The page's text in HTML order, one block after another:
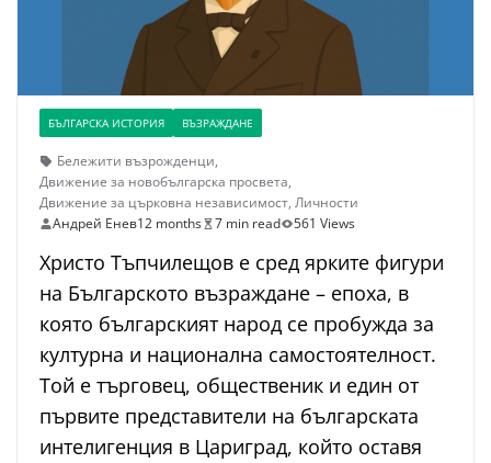
БЪЛГАРСКА ИСТОРИЯ ВЪЗРАЖДАНЕ
Бележити възрожденци,
Движение за новобългарска просвета,
Движение за църковна независимост, Личности
Андрей Енев12 months 7 min read 561 Views
Христо Тъпчилещов е сред ярките фигури
на Българското възраждане – епоха, в
която българският народ се пробужда за
културна и национална самостоятелност.
Той е търговец, общественик и един от
първите представители на българската
интелигенция в Цариград, който оставя